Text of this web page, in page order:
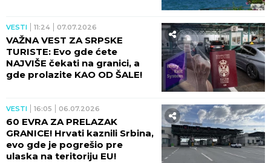
VESTI 11:24 07.07.2026
VAŽNA VEST ZA SRPSKE
TURISTE: Evo gde ćete
NAJVIŠE čekati na granici, a
gde prolazite KAO OD ŠALE!
VESTI 16:05 06.07.2026
60 EVRA ZA PRELAZAK
GRANICE! Hrvati kaznili Srbina,
evo gde je pogrešio pre
ulaska na teritoriju EU!